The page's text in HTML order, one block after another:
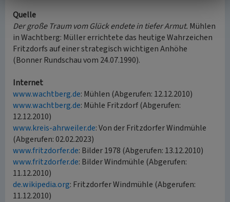
Quelle
Der große Traum vom Glück endete in tiefer Armut. Mühlen
in Wachtberg: Müller errichtete das heutige Wahrzeichen
Fritzdorfs auf einer strategisch wichtigen Anhöhe
(Bonner Rundschau vom 24.07.1990).
Internet
www.wachtberg.de: Mühlen (Abgerufen: 12.12.2010)
www.wachtberg.de: Mühle Fritzdorf (Abgerufen:
12.12.2010)
www.kreis-ahrweiler.de: Von der Fritzdorfer Windmühle
(Abgerufen: 02.02.2023)
www.fritzdorfer.de: Bilder 1978 (Abgerufen: 13.12.2010)
www.fritzdorfer.de: Bilder Windmühle (Abgerufen:
11.12.2010)
de.wikipedia.org: Fritzdorfer Windmühle (Abgerufen:
11.12.2010)